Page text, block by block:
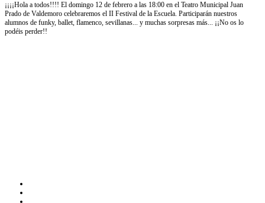
¡¡¡¡Hola a todos!!!! El domingo 12 de febrero a las 18:00 en el Teatro Municipal Juan
Prado de Valdemoro celebraremos el II Festival de la Escuela. Participarán nuestros
alumnos de funky, ballet, flamenco, sevillanas... y muchas sorpresas más... ¡¡No os lo
podéis perder!!